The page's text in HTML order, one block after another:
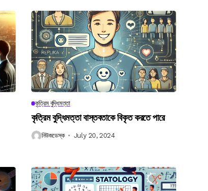
কৃত্রিম বুদ্ধিমত্তা
কৃত্রিম বুদ্ধিমত্তা বাস্তবতাকে বিকৃত করতে পারে
নিউজডেস্ক July 20, 2024